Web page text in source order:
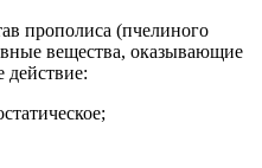
прополиса (пчелиного
вещества, оказывающие
действие: